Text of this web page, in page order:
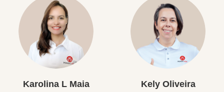
Karolina L Maia Kely Oliveira